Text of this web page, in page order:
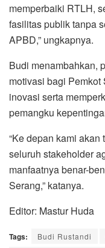
memperbaiki RTLH,
fasilitas publik tanpa
APBD,” ungkapnya.
Budi menambahkan,
motivasi bagi Pemkot
inovasi serta
pemangku
“Ke depan kami
seluruh stakeholder
manfaatnya benar-
Serang,” katanya.
Editor: Mastur Huda
Tags: Budi Rustandi